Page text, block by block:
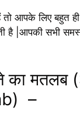
तो आपके लिए बहुत
है |आपकी सभी
का
–